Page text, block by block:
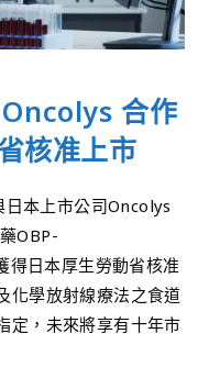
合作
核准上市
本上市公司Oncolys
OBP-
日本厚生勞動省核准
化學放射線療法之食道
定，未來將享有十年市